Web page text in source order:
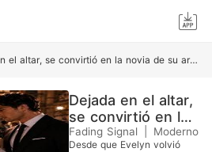
Dejada en el altar, se convirtió en la novia de su archienemigo
Dejada en el altar,
se convirtió en la
novia de su
Fading Signal Moderno
Desde que Evelyn volvió